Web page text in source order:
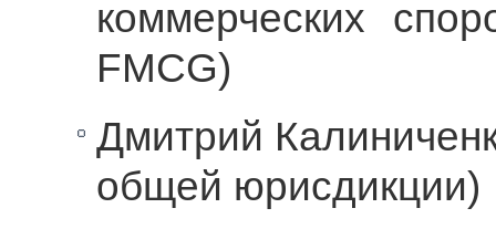
коммерческих
FMCG)
​Дмитрий
общей юрисдикции)​